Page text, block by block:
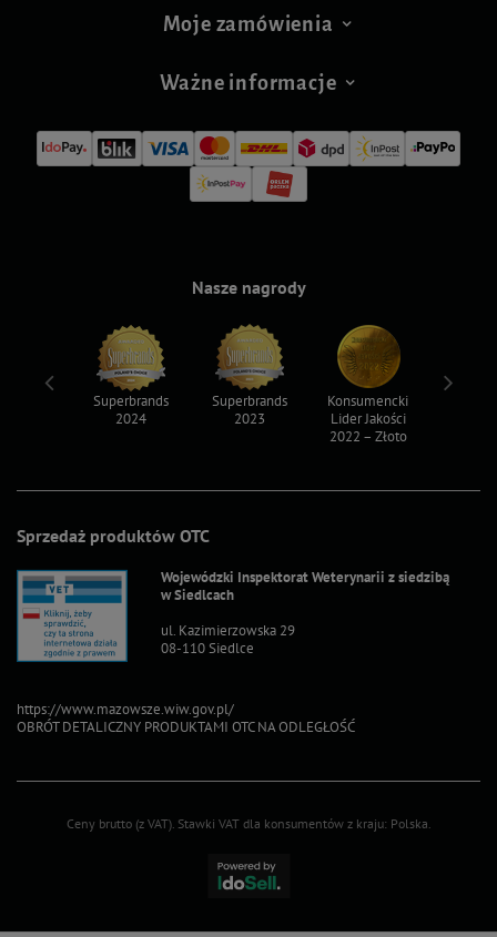
Moje zamówienia
Ważne informacje
Sprzedaż produktów OTC
Wojewódzki Inspektorat Weterynarii z siedzibą
w Siedlcach
ul. Kazimierzowska 29
08-110 Siedlce
https://www.mazowsze.wiw.gov.pl/
OBRÓT DETALICZNY PRODUKTAMI OTC NA ODLEGŁOŚĆ
Nasze nagrody
Superbrands
2024
Superbrands
2023
Konsumencki
Lider Jakości
2022 – Złoto
Ceny brutto (z VAT). Stawki VAT dla konsumentów z kraju: Polska